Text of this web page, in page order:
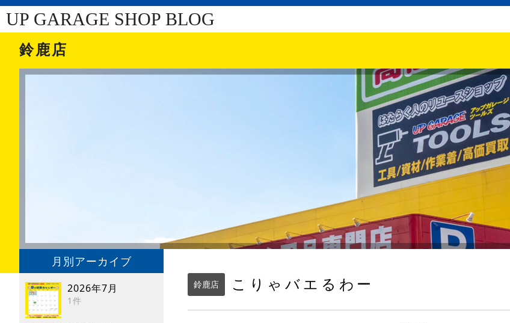
UP GARAGE SHOP BLOG
鈴鹿店
月別アーカイブ
2026年7月
1件
鈴鹿店 こりゃバエるわー